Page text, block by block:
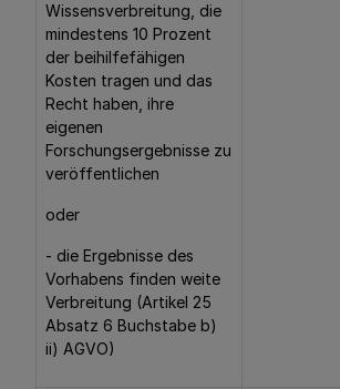
Wissensverbreitung, die
mindestens 10 Prozent
der beihilfefähigen
Kosten tragen und das
Recht haben, ihre
eigenen
Forschungsergebnisse zu
veröffentlichen
oder
- die Ergebnisse des
Vorhabens finden weite
Verbreitung (Artikel 25
Absatz 6 Buchstabe b)
ii) AGVO)